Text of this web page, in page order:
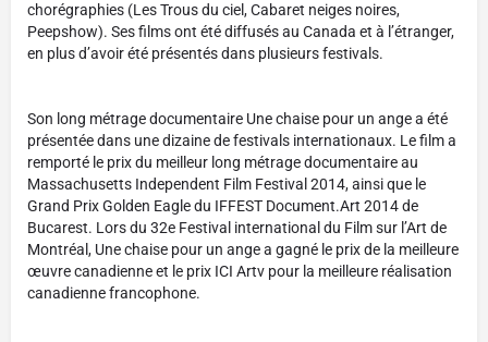
chorégraphies (Les Trous du ciel, Cabaret neiges noires,
Peepshow). Ses films ont été diffusés au Canada et à l’étranger,
en plus d’avoir été présentés dans plusieurs festivals.
Son long métrage documentaire Une chaise pour un ange a été
présentée dans une dizaine de festivals internationaux. Le film a
remporté le prix du meilleur long métrage documentaire au
Massachusetts Independent Film Festival 2014, ainsi que le
Grand Prix Golden Eagle du IFFEST Document.Art 2014 de
Bucarest. Lors du 32e Festival international du Film sur l’Art de
Montréal, Une chaise pour un ange a gagné le prix de la meilleure
œuvre canadienne et le prix ICI Artv pour la meilleure réalisation
canadienne francophone.